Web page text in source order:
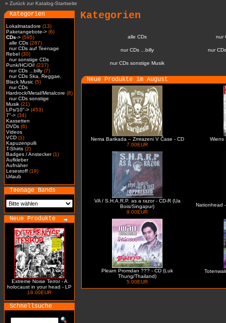
» Zurück zur Katalog-Startseite
Kategorien
Lokalmatadore (13)
Paketangebote-> (6)
CDs-> (595)
alle CDs (287)
nur CDs auf Teenage
Rebel (30)
nur sonstige CDs
Punk/HC/Oi! (237)
nur CDs ...billy (7)
nur CDs Ska, Reggae,
Black Music (5)
nur CDs
Hardrock/Metal/Metalcore (8)
nur CDs sonstige
Musik (21)
LPs/10"-> (453)
7"-> (34)
Kassetten
DVDs (6)
Videos
VCD (1)
Kapuzenpulli
T-Shirts (2)
Badges / Anstecker(1)
Aufkleber
Aufnäher
Lesestoff (19)
Urlaub
Teenage Bands
Neue Produkte
Extreme Noise Terror - A
holocaust in your head - LP
18.00EUR
Schnellsuche
Kategorien
alle CDs nur
nur CDs ...billy nur
nur CDs sonstige Musik
Neue Produkte im August
Nema Barikada – Zmrazeni V Čase - CD
7.00EUR
Wiens
VA / S.H.A.R.P. as a razor - CD-R (Ua
Bois/Singapur)
9.00EUR
Nationhead
Plearn Promdan ??? - CD (Luk
Thung/Thailand)
5.00EUR